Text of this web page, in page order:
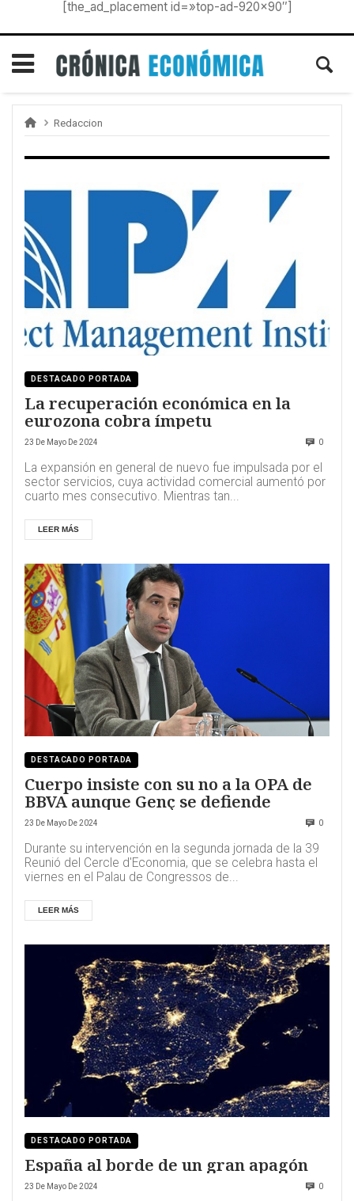
[the_ad_placement id=»top-ad-920×90″]
Redaccion
DESTACADO PORTADA
La recuperación económica en la
eurozona cobra ímpetu
23 De Mayo De 2024 0
La expansión en general de nuevo fue impulsada por el
sector servicios, cuya actividad comercial aumentó por
cuarto mes consecutivo. Mientras tan...
LEER MÁS
DESTACADO PORTADA
Cuerpo insiste con su no a la OPA de
BBVA aunque Genç se defiende
23 De Mayo De 2024 0
Durante su intervención en la segunda jornada de la 39
Reunió del Cercle d'Economia, que se celebra hasta el
viernes en el Palau de Congressos de...
LEER MÁS
DESTACADO PORTADA
España al borde de un gran apagón
23 De Mayo De 2024 0